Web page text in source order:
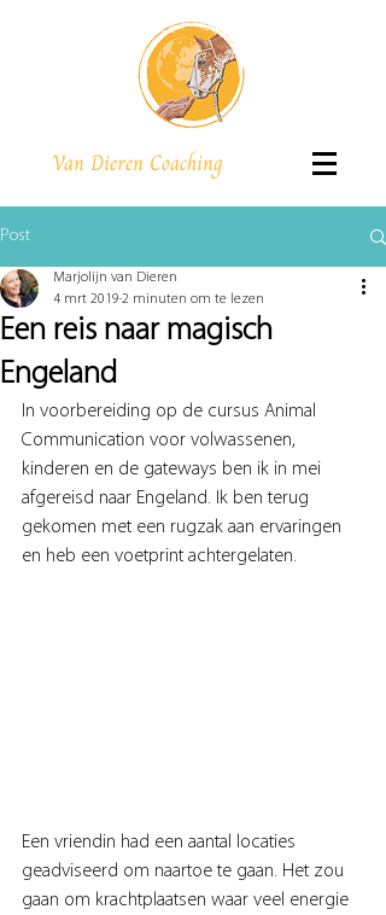
Van Dieren Coaching
Post
Een reis naar magisch
Engeland
Marjolijn van Dieren
4 mrt 2019 2 minuten om te lezen
In voorbereiding op de cursus Animal
Communication voor volwassenen,
kinderen en de gateways ben ik in mei
afgereisd naar Engeland. Ik ben terug
gekomen met een rugzak aan ervaringen
en heb een voetprint achtergelaten.
Een vriendin had een aantal locaties
geadviseerd om naartoe te gaan. Het zou
gaan om krachtplaatsen waar veel energie